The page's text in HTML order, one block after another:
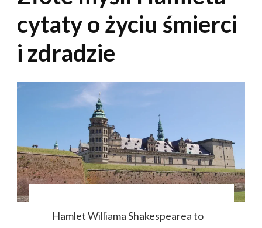
cytaty o życiu śmierci
i zdradzie
Hamlet Williama Shakespearea to